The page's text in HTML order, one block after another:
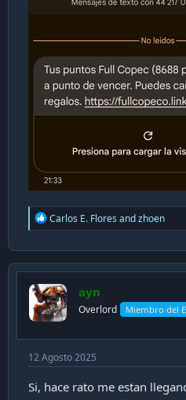
R
e
c
t
o
n
s
Carlos E. Flores andzhoen
ayn
Overlord Miembro del
12 Agosto 2025
Si, hace rato me estan